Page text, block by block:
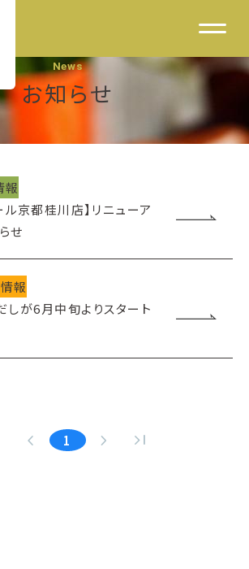
News
お知らせ
報
ル京都桂川店】リニューア
せ
報
が6月中旬よりスタート
navigate_before 1 navigate_next last_page